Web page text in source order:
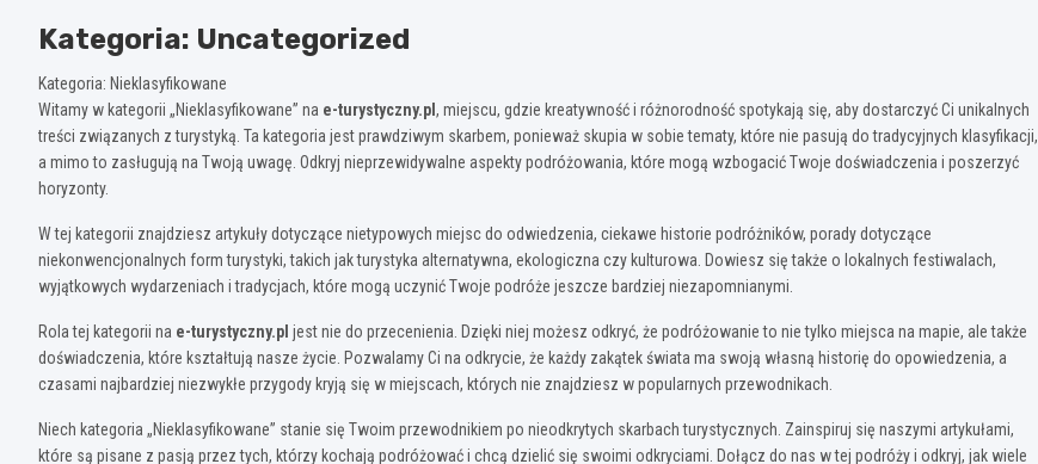
Kategoria: Uncategorized
Kategoria: Nieklasyfikowane
Witamy w kategorii „Nieklasyfikowane” na e-turystyczny.pl , miejscu, gdzie kreatywność i różnorodność spotykają się, aby dostarczyć Ci unikalnych
treści związanych z turystyką. Ta kategoria jest prawdziwym skarbem, ponieważ skupia w sobie tematy, które nie pasują do tradycyjnych klasyfikacji,
a mimo to zasługują na Twoją uwagę. Odkryj nieprzewidywalne aspekty podróżowania, które mogą wzbogacić Twoje doświadczenia i poszerzyć
horyzonty.
W tej kategorii znajdziesz artykuły dotyczące nietypowych miejsc do odwiedzenia, ciekawe historie podróżników, porady dotyczące
niekonwencjonalnych form turystyki, takich jak turystyka alternatywna, ekologiczna czy kulturowa. Dowiesz się także o lokalnych festiwalach,
wyjątkowych wydarzeniach i tradycjach, które mogą uczynić Twoje podróże jeszcze bardziej niezapomnianymi.
Rola tej kategorii na e-turystyczny.pl jest nie do przecenienia. Dzięki niej możesz odkryć, że podróżowanie to nie tylko miejsca na mapie, ale także
doświadczenia, które kształtują nasze życie. Pozwalamy Ci na odkrycie, że każdy zakątek świata ma swoją własną historię do opowiedzenia, a
czasami najbardziej niezwykłe przygody kryją się w miejscach, których nie znajdziesz w popularnych przewodnikach.
Niech kategoria „Nieklasyfikowane” stanie się Twoim przewodnikiem po nieodkrytych skarbach turystycznych. Zainspiruj się naszymi artykułami,
które są pisane z pasją przez tych, którzy kochają podróżować i chcą dzielić się swoimi odkryciami. Dołącz do nas w tej podróży i odkryj, jak wiele